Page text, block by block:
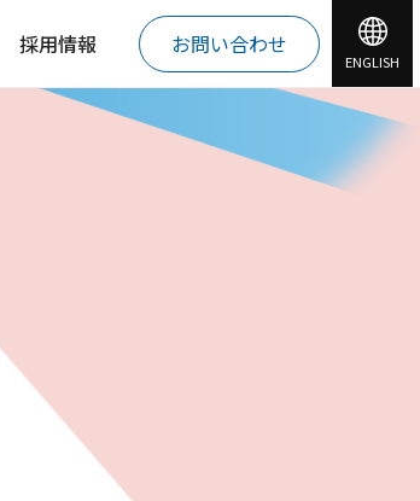
採用情報 お問い合わせ
ENGLISH